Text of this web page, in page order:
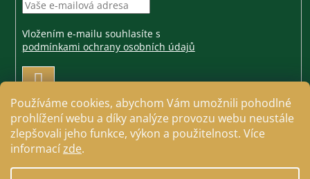
Používáme cookies, abychom Vám umožnili pohodlné
prohlížení webu a díky analýze provozu webu neustále
zlepšovali jeho funkce, výkon a použitelnost. Více
informacízde.
Vložením e-mailu souhlasíte s
podmínkami ochrany osobních údajů
PŘIHLÁSIT